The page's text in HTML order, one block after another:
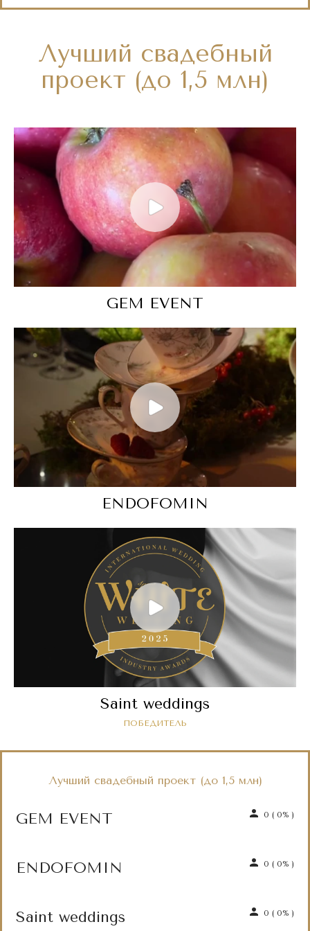
Лучший свадебный
проект (до 1,5 млн)
GEM EVENT
ENDOFOMIN
Saint weddings
ПОБЕДИТЕЛЬ
Лучший свадебный проект (до 1,5 млн)
GEM EVENT 0 ( 0% )
ENDOFOMIN 0 ( 0% )
Saint weddings 0 ( 0% )